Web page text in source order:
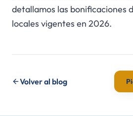
detallamos las bonificaciones
locales vigentes en 2026.
Volver al blog